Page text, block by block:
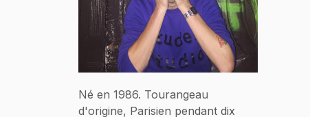
Né en 1986. Tourangeau
d'origine, Parisien pendant dix